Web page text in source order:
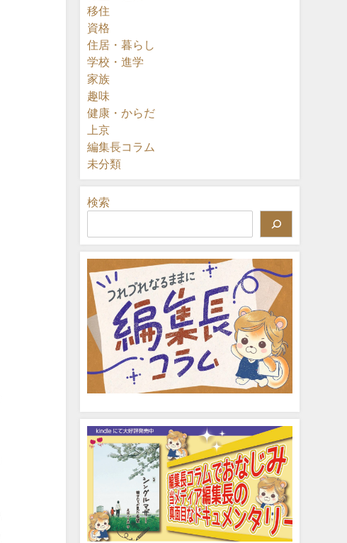
移住
資格
住居・暮らし
学校・進学
家族
趣味
健康・からだ
上京
編集長コラム
未分類
検索